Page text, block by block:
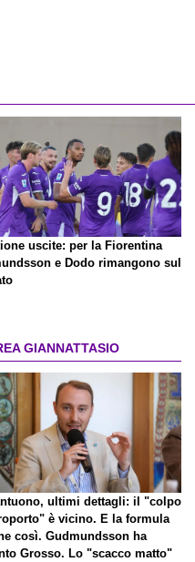
uscite: per la Fiorentina
e Dodo rimangono sul
GIANNATTASIO
ultimi dettagli: il "colpo
è vicino. E la formula
così. Gudmundsson ha
Grosso. Lo "scacco matto"